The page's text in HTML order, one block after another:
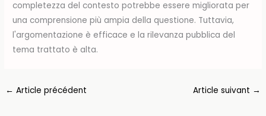
completezza del contesto potrebbe essere migliorata per
una comprensione più ampia della questione. Tuttavia,
l'argomentazione è efficace e la rilevanza pubblica del
tema trattato è alta.
← Article précédent Article suivant →